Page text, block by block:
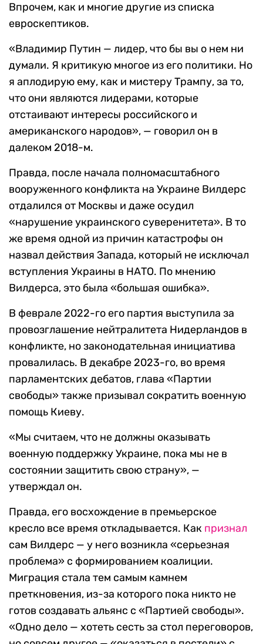
Впрочем, как и многие другие из списка
евроскептиков.
«Владимир Путин — лидер, что бы вы о нем ни
думали. Я критикую многое из его политики. Но
я аплодирую ему, как и мистеру Трампу, за то,
что они являются лидерами, которые
отстаивают интересы российского и
американского народов», — говорил он в
далеком 2018-м.
Правда, после начала полномасштабного
вооруженного конфликта на Украине Вилдерс
отдалился от Москвы и даже осудил
«нарушение украинского суверенитета». В то
же время одной из причин катастрофы он
назвал действия Запада, который не исключал
вступления Украины в НАТО. По мнению
Вилдерса, это была «большая ошибка».
В феврале 2022-го его партия выступила за
провозглашение нейтралитета Нидерландов в
конфликте, но законодательная инициатива
провалилась. В декабре 2023-го, во время
парламентских дебатов, глава «Партии
свободы» также призывал сократить военную
помощь Киеву.
«Мы считаем, что не должны оказывать
военную поддержку Украине, пока мы не в
состоянии защитить свою страну», —
утверждал он.
Правда, его восхождение в премьерское
кресло все время откладывается. Как признал
сам Вилдерс — у него возникла «серьезная
проблема» с формированием коалиции.
Миграция стала тем самым камнем
преткновения, из-за которого пока никто не
готов создавать альянс с «Партией свободы».
«Одно дело — хотеть сесть за стол переговоров,